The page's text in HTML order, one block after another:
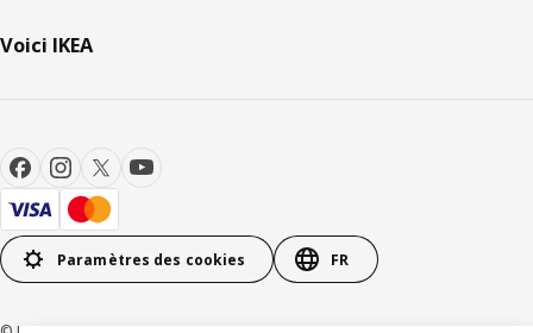
Voici IKEA
Paramètres des cookies FR